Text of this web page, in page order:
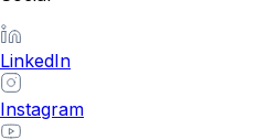
LinkedIn
Instagram